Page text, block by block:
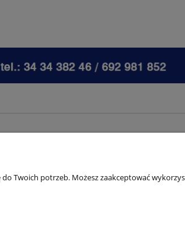
Twoich potrzeb. Możesz zaakceptować